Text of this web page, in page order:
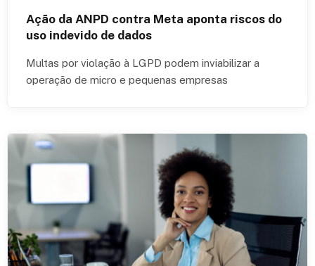
Ação da ANPD contra Meta aponta riscos do
uso indevido de dados
Multas por violação à LGPD podem inviabilizar a
operação de micro e pequenas empresas